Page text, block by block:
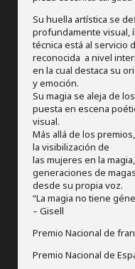
Su huella artística se
profundamente visual,
técnica está al servicio
reconocida a nivel
en la cual destaca su
y emoción.
Su magia se aleja de
puesta en escena
visual.
Más allá de los
la visibilización de
las mujeres en la
generaciones de
desde su propia voz.
“La magia no tiene
– Gisell
Premio Nacional de
Premio Nacional de